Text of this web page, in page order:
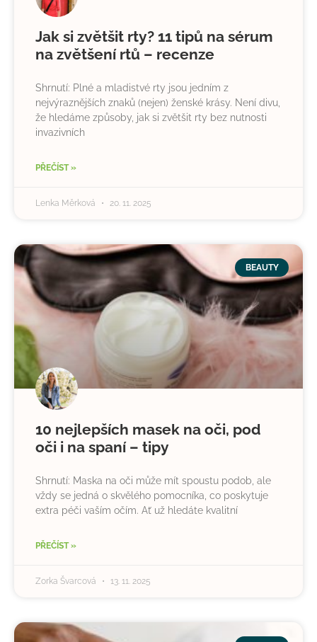
Jak si zvětšit rty? 11 tipů na sérum
na zvětšení rtů – recenze
Shrnutí: Plné a mladistvé rty jsou jedním z
nejvýraznějších znaků (nejen) ženské krásy. Není divu,
že hledáme způsoby, jak si zvětšit rty bez nutnosti
invazivních
PŘEČÍST »
Lenka Měrková 20. 11. 2025
BEAUTY
10 nejlepších masek na oči, pod
oči i na spaní – tipy
Shrnutí: Maska na oči může mít spoustu podob, ale
vždy se jedná o skvělého pomocníka, co poskytuje
extra péči vaším očím. Ať už hledáte kvalitní
PŘEČÍST »
Zorka Švarcová 13. 11. 2025